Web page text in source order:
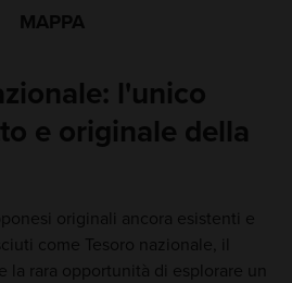
MAPPA
l'unico
e originale della
originali ancora esistenti e
come Tesoro nazionale, il
la rara opportunità di esplorare un